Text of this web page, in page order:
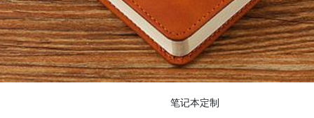
笔记本定制